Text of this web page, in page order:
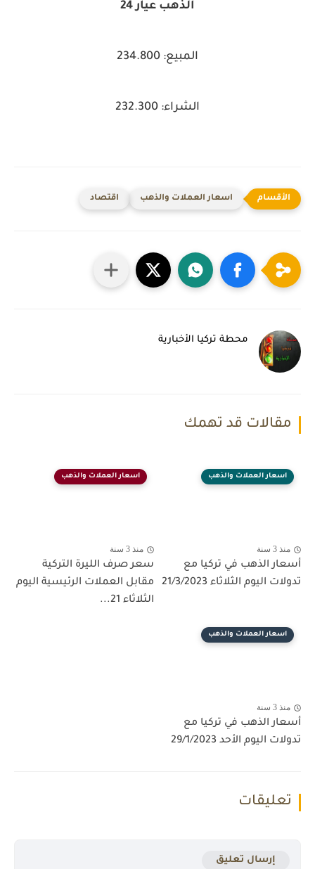
الذهب عيار 24
المبيع: 234.800
الشراء: 232.300
اسعار العملات والذهب اقتصاد
محطة تركيا الأخبارية
مقالات قد تهمك
اسعار العملات والذهب
منذ 3 سنة
أسعار الذهب في تركيا مع
تدولات اليوم الثلاثاء 21/3/2023
اسعار العملات والذهب
منذ 3 سنة
سعر صرف الليرة التركية
مقابل العملات الرئيسية اليوم
الثلاثاء 21...
اسعار العملات والذهب
منذ 3 سنة
أسعار الذهب في تركيا مع
تدولات اليوم الأحد 29/1/2023
تعليقات
إرسال تعليق